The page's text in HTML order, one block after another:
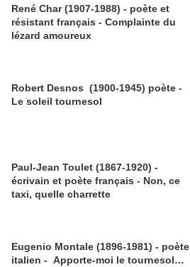
René Char (1907-1988) - poète et
résistant français - Complainte du
lézard amoureux
Robert Desnos (1900-1945) poète -
Le soleil tournesol
Paul-Jean Toulet (1867-1920) -
écrivain et poète français - Non, ce
taxi, quelle charrette
Eugenio Montale (1896-1981) - poète
italien - Apporte-moi le tournesol…